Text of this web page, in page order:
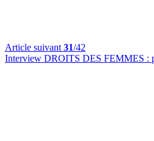
Article suivant 31/42
Interview DROITS DES FEMMES :